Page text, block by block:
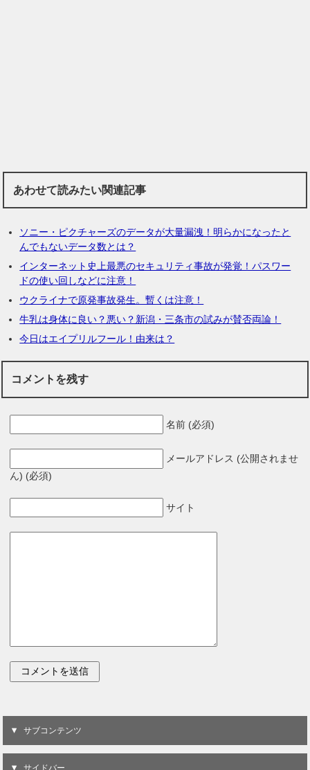
あわせて読みたい関連記事
ソニー・ピクチャーズのデータが大量漏洩！明らかになったと
んでもないデータ数とは？
インターネット史上最悪のセキュリティ事故が発覚！パスワー
ドの使い回しなどに注意！
ウクライナで原発事故発生。暫くは注意！
牛乳は身体に良い？悪い？新潟・三条市の試みが賛否両論！
今日はエイプリルフール！由来は？
コメントを残す
名前 (必須)
メールアドレス (公開されませ
ん) (必須)
サイト
サブコンテンツ